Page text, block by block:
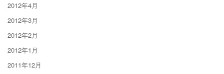
2012年4月
2012年3月
2012年2月
2012年1月
2011年12月